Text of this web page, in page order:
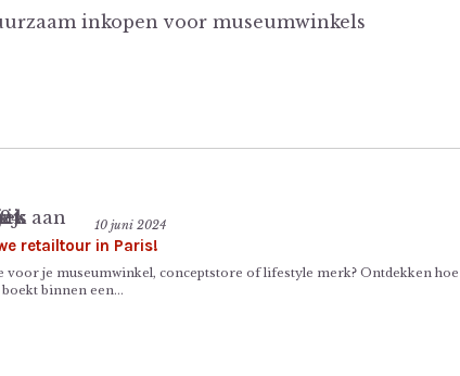
10 juni 2024
retailtour in Paris!
voor je museumwinkel, conceptstore of lifestyle merk? Ontdekken hoe
binnen een...